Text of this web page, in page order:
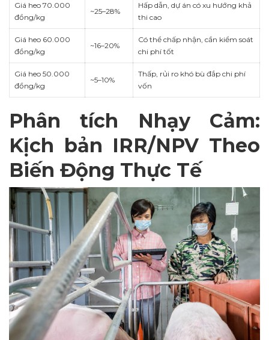
Giá heo 70.000
đồng/kg
~25–28%
Hấp dẫn, dự án có xu hướng khả
thi cao
Giá heo 60.000
đồng/kg
~16–20%
Có thể chấp nhận, cần kiểm soát
chi phí tốt
Giá heo 50.000
đồng/kg
~5–10%
Thấp, rủi ro khó bù đắp chi phí
vốn
Phân tích Nhạy Cảm:
Kịch bản IRR/NPV Theo
Biến Động Thực Tế